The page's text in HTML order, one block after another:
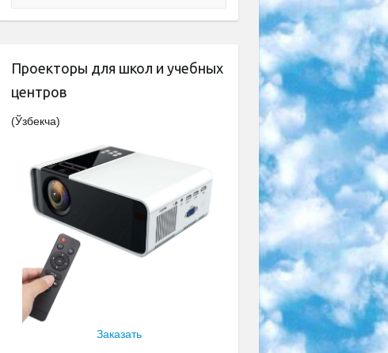
Проекторы для школ и учебных
центров
(Ўзбекча)
Заказать